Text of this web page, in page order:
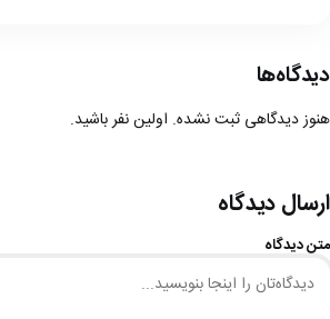
دیدگاه‌ها
هنوز دیدگاهی ثبت نشده. اولین نفر باشید.
ارسال دیدگاه
متن دیدگاه